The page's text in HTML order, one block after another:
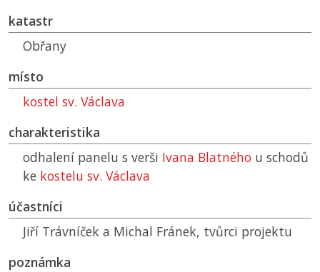
katastr
Obřany
místo
kostel sv. Václava
charakteristika
odhalení panelu s verši Ivana Blatného u schodů
ke kostelu sv. Václava
účastníci
Jiří Trávníček a Michal Fránek, tvůrci projektu
poznámka